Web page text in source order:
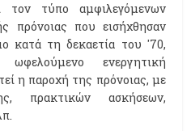
τον τύπο αμφιλεγόμενων
πρόνοιας που εισήχθησαν
κατά τη δεκαετία του '70,
ενεργητική
η παροχή της πρόνοιας, με
πρακτικών ασκήσεων,